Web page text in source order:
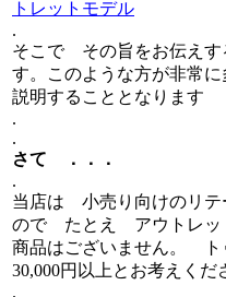
トレットモデル
.
そこで その旨をお伝え
す。このような方が非常
説明することとなります
.
.
さて ．．．
.
当店は 小売り向けのリテ
ので たとえ アウトレッ
商品はございません。
30,000円以上とお考えくだ
.